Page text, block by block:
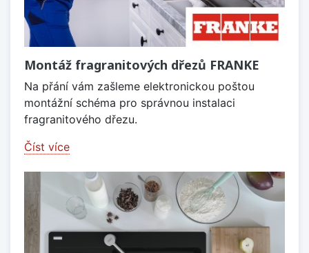
Montáž fragranitových dřezů FRANKE
Na přání vám zašleme elektronickou poštou
montážní schéma pro správnou instalaci
fragranitového dřezu.
Číst více